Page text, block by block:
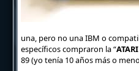
una, pero no una IBM o
específicos compraron la “
89 (yo tenía 10 años más o